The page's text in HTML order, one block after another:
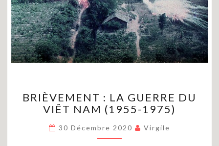
:
LA
DU
VIÊT
BRIÈVEMENT : LA GUERRE DU
VIÊT NAM (1955-1975)
30 Décembre 2020 Virgile